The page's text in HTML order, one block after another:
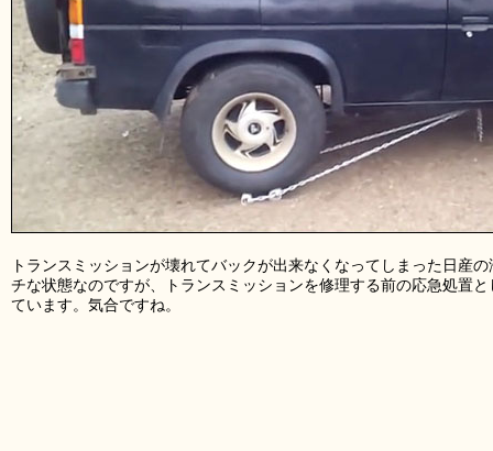
トランスミッションが壊れてバックが出来なくなってしまった日産
チな状態なのですが、トランスミッションを修理する前の応急処置
ています。気合ですね。